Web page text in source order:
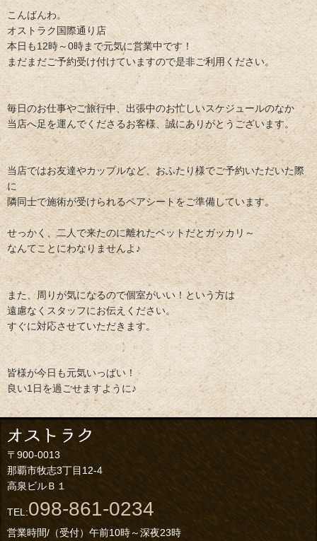
こんばんわ。
オストラク国際通り店
本日も12時～0時まで元気に営業中です！
まだまだご予約受け付けていますので是非ご利用ください。
毎日のお仕事やご旅行中、出張中のお忙しいスケジュールのなか
当店へ足を運んでくださるお客様、誠にありがとうございます。
当店ではお友達やカップルなど、おふたり様でご予約いただいた際
に
隣同士で施術が受けられるペアシートをご準備しています。
せっかく、二人で来たのに離れたベットだとガッカリ～
なんてことにわなりませんよ♪
また、周りが気になるので個室がいい！という方は
遠慮なくスタッフにお伝えください。
すぐに対応させていただきます。
皆様が今日も元気いっぱい！
良い1日を過ごせますように♪
〒900-0013
那覇市牧志3丁目12-4
高泉ビルＢ１
TEL:098-861-0234
営業時間/（受付）午前10時～深夜23時